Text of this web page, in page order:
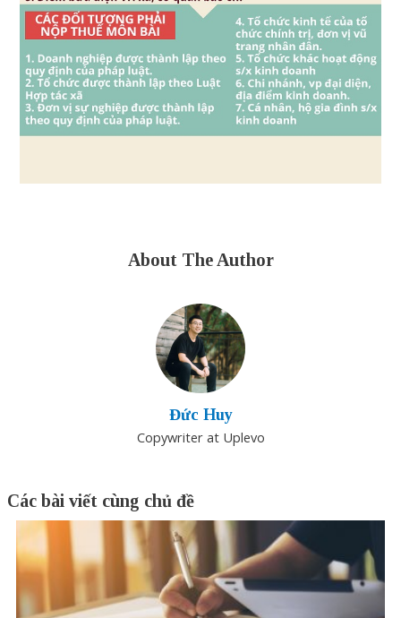
About The Author
Đức Huy
Copywriter at Uplevo
Các bài viết cùng chủ đề